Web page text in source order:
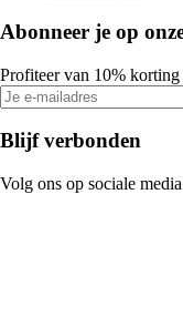
Abonneer je op
Profiteer van 10%
Blijf verbonden
Volg ons op sociale media